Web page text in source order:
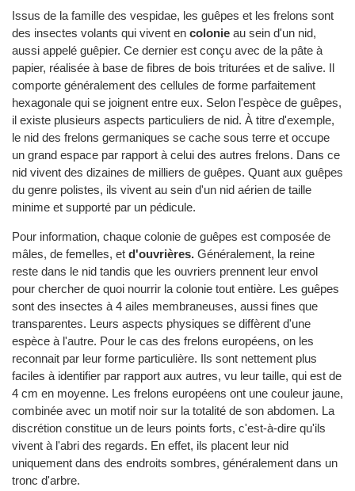
Issus de la famille des vespidae, les guêpes et les frelons sont
des insectes volants qui vivent en colonie au sein d'un nid,
aussi appelé guêpier. Ce dernier est conçu avec de la pâte à
papier, réalisée à base de fibres de bois triturées et de salive. Il
comporte généralement des cellules de forme parfaitement
hexagonale qui se joignent entre eux. Selon l'espèce de guêpes,
il existe plusieurs aspects particuliers de nid. À titre d'exemple,
le nid des frelons germaniques se cache sous terre et occupe
un grand espace par rapport à celui des autres frelons. Dans ce
nid vivent des dizaines de milliers de guêpes. Quant aux guêpes
du genre polistes, ils vivent au sein d'un nid aérien de taille
minime et supporté par un pédicule.
Pour information, chaque colonie de guêpes est composée de
mâles, de femelles, et d'ouvrières. Généralement, la reine
reste dans le nid tandis que les ouvriers prennent leur envol
pour chercher de quoi nourrir la colonie tout entière. Les guêpes
sont des insectes à 4 ailes membraneuses, aussi fines que
transparentes. Leurs aspects physiques se diffèrent d'une
espèce à l'autre. Pour le cas des frelons européens, on les
reconnait par leur forme particulière. Ils sont nettement plus
faciles à identifier par rapport aux autres, vu leur taille, qui est de
4 cm en moyenne. Les frelons européens ont une couleur jaune,
combinée avec un motif noir sur la totalité de son abdomen. La
discrétion constitue un de leurs points forts, c'est-à-dire qu'ils
vivent à l'abri des regards. En effet, ils placent leur nid
uniquement dans des endroits sombres, généralement dans un
tronc d'arbre.